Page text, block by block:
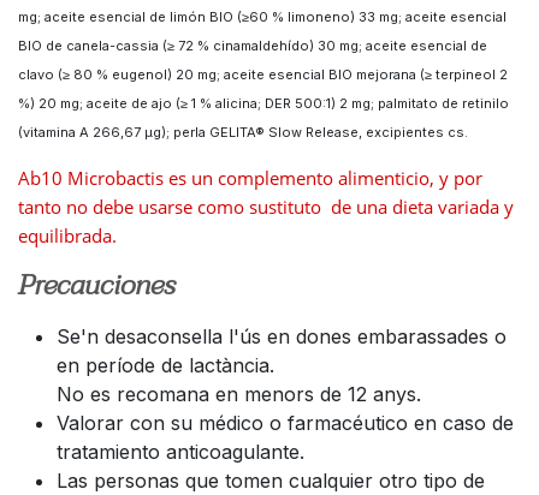
mg; aceite esencial de limón BIO (≥60 % limoneno) 33 mg; aceite esencial
BIO de canela-cassia (≥ 72 % cinamaldehído) 30 mg; aceite esencial de
clavo (≥ 80 % eugenol) 20 mg; aceite esencial BIO mejorana (≥ terpineol 2
%) 20 mg; aceite de ajo (≥ 1 % alicina; DER 500:1) 2 mg; palmitato de retinilo
(vitamina A 266,67 μg); perla GELITA® Slow Release, excipientes cs.
Ab10 Microbactis es un complemento alimenticio, y por
tanto no debe usarse como sustituto de una dieta variada y
equilibrada.
Precauciones
Se'n desaconsella l'ús en dones embarassades o
en període de lactància.
No es recomana en menors de 12 anys.
Valorar con su médico o farmacéutico en caso de
tratamiento anticoagulante.
Las personas que tomen cualquier otro tipo de